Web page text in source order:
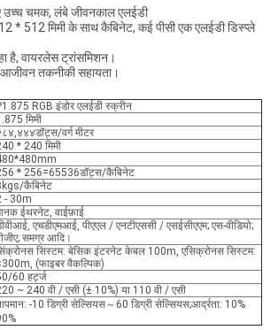
उच्च चमक, लंबे जीवनकाल एलईडी
* 512 मिमी के साथ कैबिनेट, कई पीसी एक एलईडी डिस्प्ले
है, वायरलेस ट्रांसमिशन।
तकनीकी सहायता।
RGB इंडोर एलईडी स्क्रीन
मिमी
वर्ग मीटर
* 240 मिमी
* 256=65536डॉट्स/कैबिनेट
कैबिनेट
- 30m
ईथरनेट, वाईफ़ाई
एचडीएमआई, पीएएल / एनटीएससी / एसईसीएएम; एस-वीडियो;
समग्र आदि।
सिस्टम: बेसिक इंटरनेट केबल 100m, एसिक्रोनस सिस्टम:
(फाइबर वैकल्पिक)
60 हर्ट्ज
~ 240 वी / एसी (± 10%) या 110 वी / एसी
-10 डिग्री सेल्सियस～60 डिग्री सेल्सियस;आर्द्रता: 10%